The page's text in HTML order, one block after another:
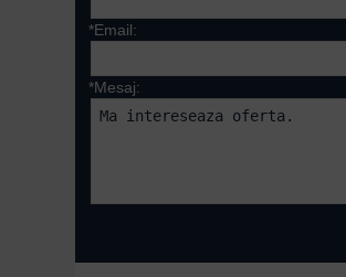
*Email:
*Mesaj: